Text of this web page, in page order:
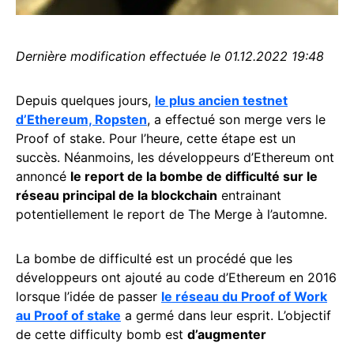
Dernière modification effectuée le 01.12.2022 19:48
Depuis quelques jours, le plus ancien testnet
d’Ethereum, Ropsten, a effectué son merge vers le
Proof of stake. Pour l’heure, cette étape est un
succès. Néanmoins, les développeurs d’Ethereum ont
annoncé le report de la bombe de difficulté sur le
réseau principal de la blockchain entrainant
potentiellement le report de The Merge à l’automne.
La bombe de difficulté est un procédé que les
développeurs ont ajouté au code d’Ethereum en 2016
lorsque l’idée de passer le réseau du Proof of Work
au Proof of stake a germé dans leur esprit. L’objectif
de cette difficulty bomb est d’augmenter